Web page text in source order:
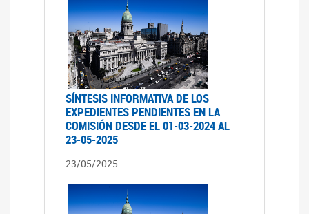
SÍNTESIS INFORMATIVA DE LOS
EXPEDIENTES PENDIENTES EN LA
COMISIÓN DESDE EL 01-03-2024 AL
23-05-2025
23/05/2025